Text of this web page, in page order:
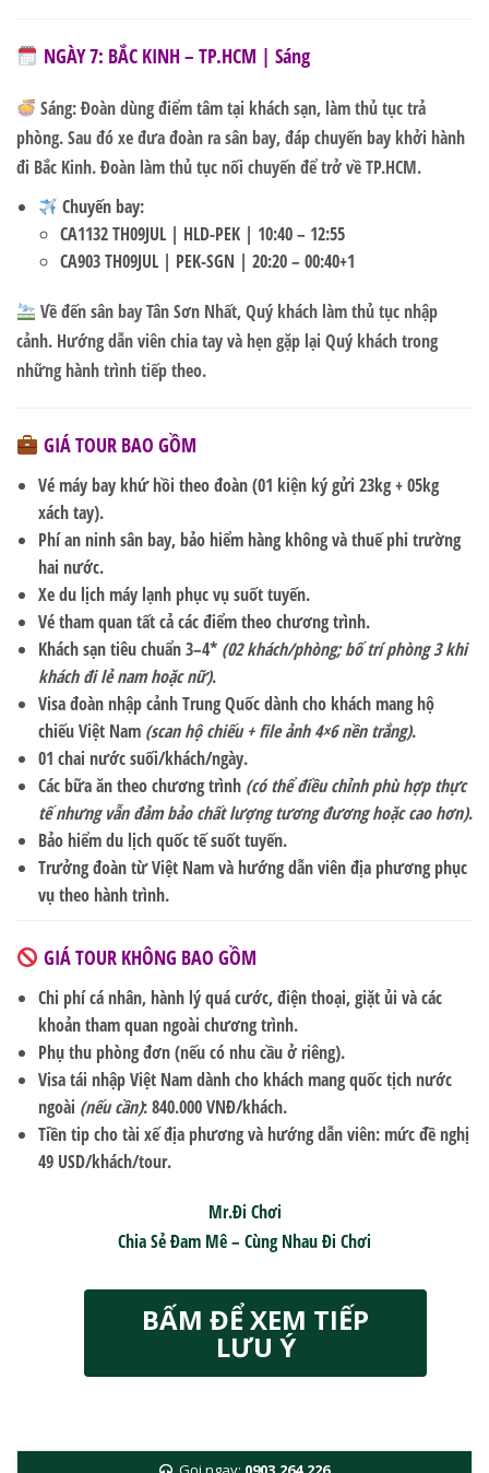
NGÀY 7: BẮC KINH – TP.HCM | Sáng
Sáng:Đoàn dùng điểm tâm tại khách sạn, làm thủ tục trả
phòng. Sau đó xe đưa đoàn ra sân bay, đáp chuyến bay khởi hành
đi Bắc Kinh. Đoàn làm thủ tục nối chuyến để trở về TP.HCM.
Chuyến bay:
CA1132 TH09JUL | HLD-PEK | 10:40 – 12:55
CA903 TH09JUL | PEK-SGN | 20:20 – 00:40+1
Về đến sân bay Tân Sơn Nhất, Quý khách làm thủ tục nhập
cảnh. Hướng dẫn viên chia tay và hẹn gặp lại Quý khách trong
những hành trình tiếp theo.
GIÁ TOUR BAO GỒM
Vé máy bay khứ hồi theo đoàn(01 kiện ký gửi 23kg + 05kg
xách tay).
Phí an ninh sân bay, bảo hiểm hàng không và thuế phi trường
hai nước.
Xe du lịch máy lạnh phục vụ suốt tuyến.
Vé tham quan tất cả các điểm theo chương trình.
Khách sạn tiêu chuẩn3–4* (02 khách/phòng; bố trí phòng 3 khi
khách đi lẻ nam hoặc nữ).
Visa đoàn nhập cảnh Trung Quốc dành cho khách mang hộ
chiếu Việt Nam (scan hộ chiếu + file ảnh 4×6 nền trắng).
01 chai nước suối/khách/ngày.
Các bữa ăn theo chương trình (có thể điều chỉnh phù hợp thực
tế nhưng vẫn đảm bảo chất lượng tương đương hoặc cao hơn).
Bảo hiểm du lịch quốc tế suốt tuyến.
Trưởng đoàn từ Việt Nam và hướng dẫn viên địa phương phục
vụ theo hành trình.
GIÁ TOUR KHÔNG BAO GỒM
Chi phí cá nhân, hành lý quá cước, điện thoại, giặt ủi và các
khoản tham quan ngoài chương trình.
Phụ thu phòng đơn (nếu có nhu cầu ở riêng).
Visa tái nhập Việt Nam dành cho khách mang quốc tịch nước
ngoài (nếu cần):840.000 VNĐ/khách.
Tiền tip cho tài xế địa phương và hướng dẫn viên: mức đề nghị
49 USD/khách/tour.
Mr.Đi Chơi
Chia Sẻ Đam Mê – Cùng Nhau Đi Chơi
BẤM ĐỂ XEM TIẾP
LƯU Ý